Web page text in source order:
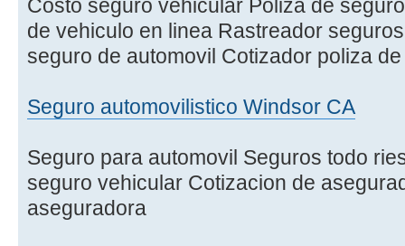
Costo seguro vehicular Poliza de
de vehiculo en linea Rastreador
seguro de automovil Cotizador poliza
Seguro automovilistico Windsor CA
Seguro para automovil Seguros todo
seguro vehicular Cotizacion de
aseguradora